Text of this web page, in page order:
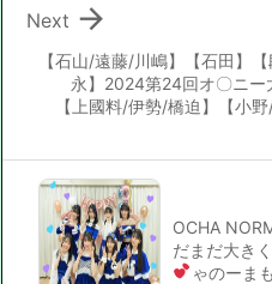
【石山/遠藤/川嶋】【石田】
永】2024第24回オ〇ニー
【上國料/伊勢/橋迫】【小

Next
OCHA
だまだ大き
ゃのーま